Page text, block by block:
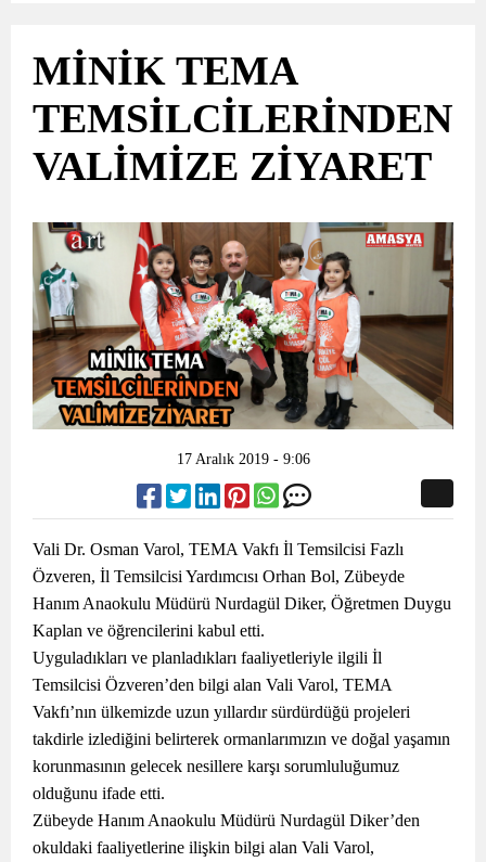
MİNİK TEMA
TEMSİLCİLERİNDEN
VALİMİZE ZİYARET
17 Aralık 2019 - 9:06
Vali Dr. Osman Varol, TEMA Vakfı İl Temsilcisi Fazlı
Özveren, İl Temsilcisi Yardımcısı Orhan Bol, Zübeyde
Hanım Anaokulu Müdürü Nurdagül Diker, Öğretmen Duygu
Kaplan ve öğrencilerini kabul etti.
Uyguladıkları ve planladıkları faaliyetleriyle ilgili İl
Temsilcisi Özveren’den bilgi alan Vali Varol, TEMA
Vakfı’nın ülkemizde uzun yıllardır sürdürdüğü projeleri
takdirle izlediğini belirterek ormanlarımızın ve doğal yaşamın
korunmasının gelecek nesillere karşı sorumluluğumuz
olduğunu ifade etti.
Zübeyde Hanım Anaokulu Müdürü Nurdagül Diker’den
okuldaki faaliyetlerine ilişkin bilgi alan Vali Varol,